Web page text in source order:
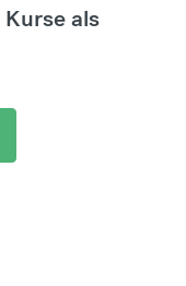
als